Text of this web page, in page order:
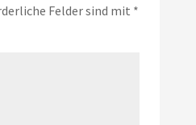
Felder sind mit *